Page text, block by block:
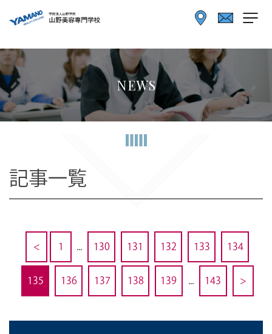
NEWS
記事一覧
< 1 ... 130 131 132 133 134
135 136 137 138 139 ... 143 >